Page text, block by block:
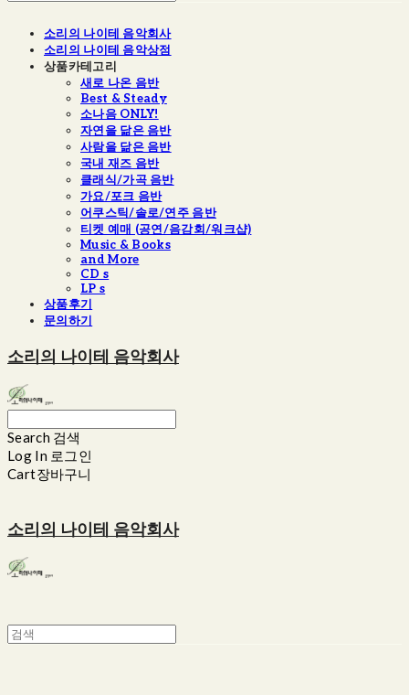
소리의 나이테 음악회사
소리의 나이테 음악상점
상품카테고리
새로 나온 음반
Best & Steady
소나음 ONLY!
자연을 닮은 음반
사람을 닮은 음반
국내 재즈 음반
클래식/가곡 음반
가요/포크 음반
어쿠스틱/솔로/연주 음반
티켓 예매 (공연/음감회/워크샵)
Music & Books
and More
CD s
LP s
상품후기
문의하기
소리의 나이테 음악회사
Search 검색
Log In 로그인
Cart장바구니
소리의 나이테 음악회사